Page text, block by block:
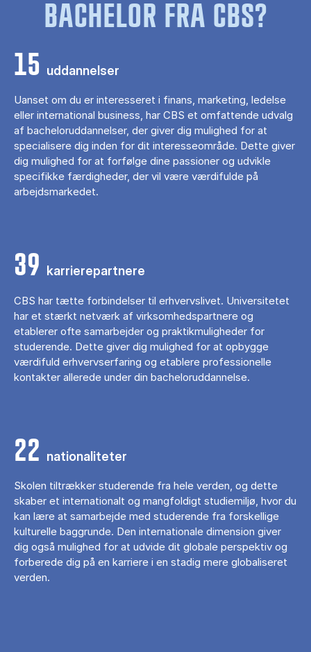
BACHELOR FRA CBS?
15 uddannelser
Uanset om du er interesseret i finans, marketing, ledelse
eller international business, har CBS et omfattende udvalg
af bacheloruddannelser, der giver dig mulighed for at
specialisere dig inden for dit interesseområde. Dette giver
dig mulighed for at forfølge dine passioner og udvikle
specifikke færdigheder, der vil være værdifulde på
arbejdsmarkedet.
39 karrierepartnere
CBS har tætte forbindelser til erhvervslivet. Universitetet
har et stærkt netværk af virksomhedspartnere og
etablerer ofte samarbejder og praktikmuligheder for
studerende. Dette giver dig mulighed for at opbygge
værdifuld erhvervserfaring og etablere professionelle
kontakter allerede under din bacheloruddannelse.
22 nationaliteter
Skolen tiltrækker studerende fra hele verden, og dette
skaber et internationalt og mangfoldigt studiemiljø, hvor du
kan lære at samarbejde med studerende fra forskellige
kulturelle baggrunde. Den internationale dimension giver
dig også mulighed for at udvide dit globale perspektiv og
forberede dig på en karriere i en stadig mere globaliseret
verden.